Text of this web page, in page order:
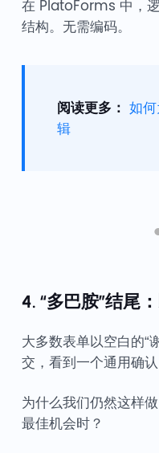
在 PlatoForms 中，
结构。无需编码。
阅读更多： 如
辑
4. “多巴胺”结尾
大多数表单以空白的“
交，看到一个通用确
为什么我们仍然这样
最佳机会时？